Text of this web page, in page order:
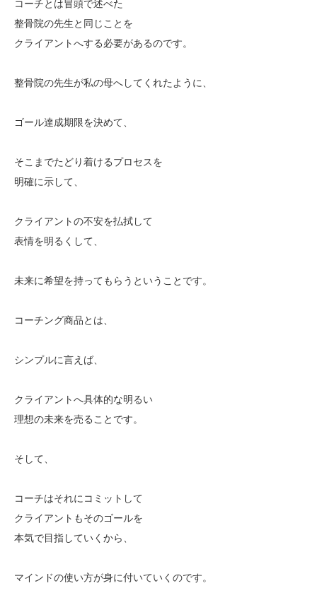
コーチとは冒頭で述べた
整骨院の先生と同じことを
クライアントへする必要があるのです。
整骨院の先生が私の母へしてくれたように、
ゴール達成期限を決めて、
そこまでたどり着けるプロセスを
明確に示して、
クライアントの不安を払拭して
表情を明るくして、
未来に希望を持ってもらうということです。
コーチング商品とは、
シンプルに言えば、
クライアントへ具体的な明るい
理想の未来を売ることです。
そして、
コーチはそれにコミットして
クライアントもそのゴールを
本気で目指していくから、
マインドの使い方が身に付いていくのです。